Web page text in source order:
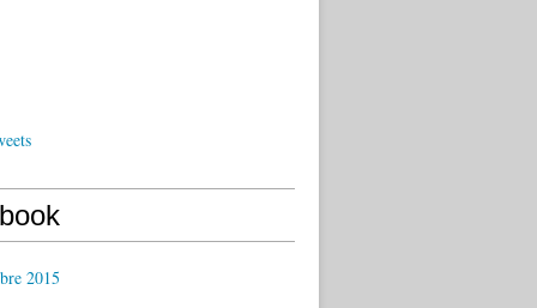
2015